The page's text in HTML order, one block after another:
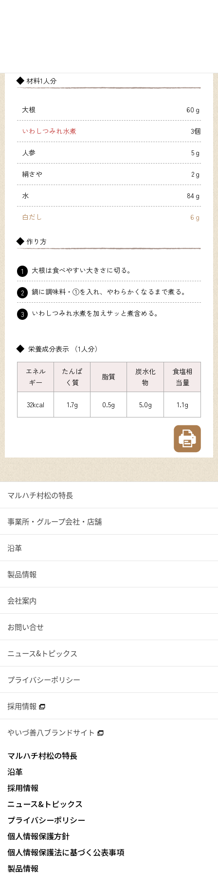
材料1人分
大根 60ｇ
いわしつみれ水煮 3個
人参 5ｇ
絹さや 2ｇ
水 84ｇ
白だし 6ｇ
作り方
1 大根は食べやすい大きさに切る。
2 鍋に調味料・①を入れ、やわらかくなるまで煮る。
3 いわしつみれ水煮を加えサッと煮含める。
栄養成分表示 （1人分）
エネル
ギー
たんぱ
く質
脂質
炭水化
物
食塩相
当量
32kcal 1.7g 0.5g 5.0g 1.1g
マルハチ村松の特長
事業所・グループ会社・店舗
沿革
製品情報
会社案内
お問い合せ
ニュース&トピックス
プライバシーポリシー
採用情報
やいづ善八ブランドサイト
マルハチ村松の特長
沿革
採用情報
ニュース&トピックス
プライバシーポリシー
個人情報保護方針
個人情報保護法に基づく公表事項
製品情報